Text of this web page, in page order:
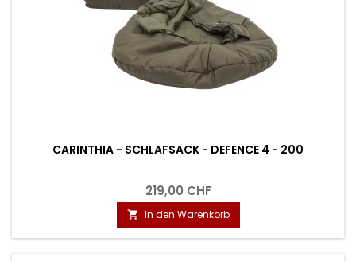
CARINTHIA - SCHLAFSACK - DEFENCE 4 - 200
219,00 CHF
 In den Warenkorb